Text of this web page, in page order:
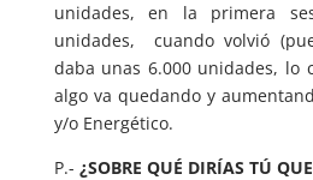
unidades, en la primera
unidades, cuando volvió
daba unas 6.000 unidades, lo
algo va quedando y
y/o Energético.
P.- ¿SOBRE QUÉ DIRÍAS TÚ